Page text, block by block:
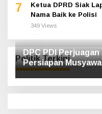
7
Ketua DPRD Siak
Nama Baik ke Polisi
349 Views
Politik Terkini
DPC PDI
Persiapan
Luxe